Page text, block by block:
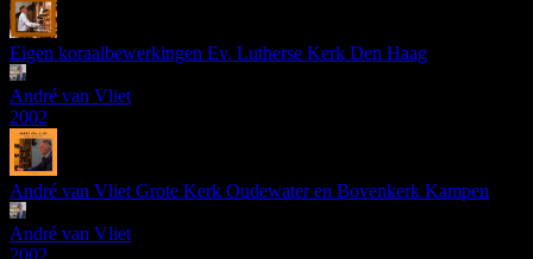
Eigen koraalbewerkingen Ev. Lutherse Kerk Den Haag
André van Vliet
2002
André van Vliet Grote Kerk Oudewater en Bovenkerk Kampen
André van Vliet